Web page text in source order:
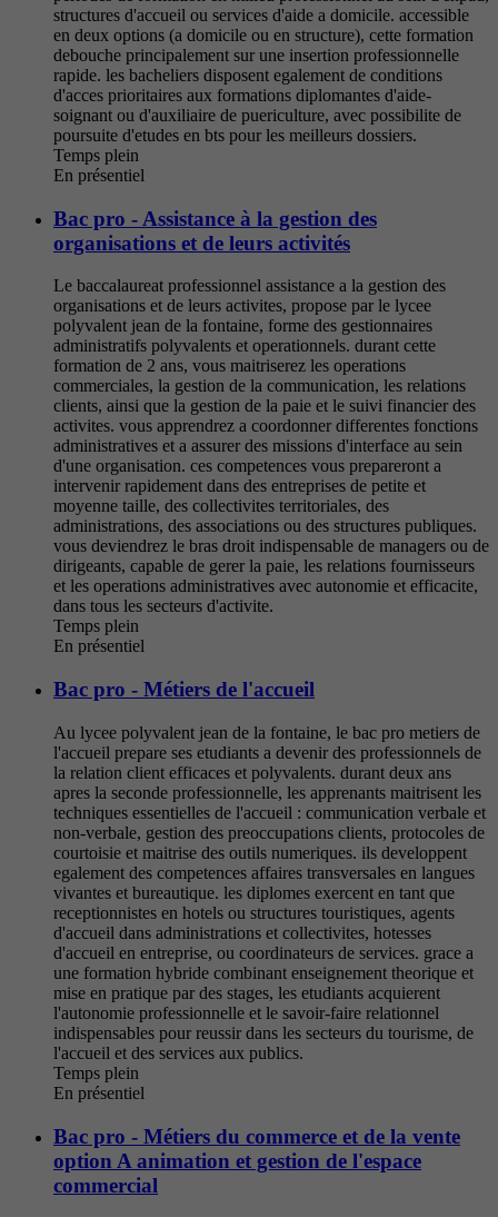
structures d'accueil ou services d'aide a domicile. accessible
en deux options (a domicile ou en structure), cette formation
debouche principalement sur une insertion professionnelle
rapide. les bacheliers disposent egalement de conditions
d'acces prioritaires aux formations diplomantes d'aide-
soignant ou d'auxiliaire de puericulture, avec possibilite de
poursuite d'etudes en bts pour les meilleurs dossiers.
Temps plein
En présentiel
Bac pro - Assistance à la gestion des
organisations et de leurs activités
Le baccalaureat professionnel assistance a la gestion des
organisations et de leurs activites, propose par le lycee
polyvalent jean de la fontaine, forme des gestionnaires
administratifs polyvalents et operationnels. durant cette
formation de 2 ans, vous maitriserez les operations
commerciales, la gestion de la communication, les relations
clients, ainsi que la gestion de la paie et le suivi financier des
activites. vous apprendrez a coordonner differentes fonctions
administratives et a assurer des missions d'interface au sein
d'une organisation. ces competences vous prepareront a
intervenir rapidement dans des entreprises de petite et
moyenne taille, des collectivites territoriales, des
administrations, des associations ou des structures publiques.
vous deviendrez le bras droit indispensable de managers ou de
dirigeants, capable de gerer la paie, les relations fournisseurs
et les operations administratives avec autonomie et efficacite,
dans tous les secteurs d'activite.
Temps plein
En présentiel
Bac pro - Métiers de l'accueil
Au lycee polyvalent jean de la fontaine, le bac pro metiers de
l'accueil prepare ses etudiants a devenir des professionnels de
la relation client efficaces et polyvalents. durant deux ans
apres la seconde professionnelle, les apprenants maitrisent les
techniques essentielles de l'accueil : communication verbale et
non-verbale, gestion des preoccupations clients, protocoles de
courtoisie et maitrise des outils numeriques. ils developpent
egalement des competences affaires transversales en langues
vivantes et bureautique. les diplomes exercent en tant que
receptionnistes en hotels ou structures touristiques, agents
d'accueil dans administrations et collectivites, hotesses
d'accueil en entreprise, ou coordinateurs de services. grace a
une formation hybride combinant enseignement theorique et
mise en pratique par des stages, les etudiants acquierent
l'autonomie professionnelle et le savoir-faire relationnel
indispensables pour reussir dans les secteurs du tourisme, de
l'accueil et des services aux publics.
Temps plein
En présentiel
Bac pro - Métiers du commerce et de la vente
option A animation et gestion de l'espace
commercial